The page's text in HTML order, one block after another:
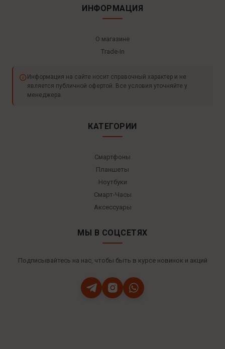
ИНФОРМАЦИЯ
О магазине
Trade-In
Информация на сайте носит справочный характер и не
является публичной офертой. Все условия уточняйте у
менеджера.
КАТЕГОРИИ
Смартфоны
Планшеты
Ноутбуки
Смарт-Часы
Аксессуары
МЫ В СОЦСЕТЯХ
Подписывайтесь на нас, чтобы быть в курсе новинок и акций